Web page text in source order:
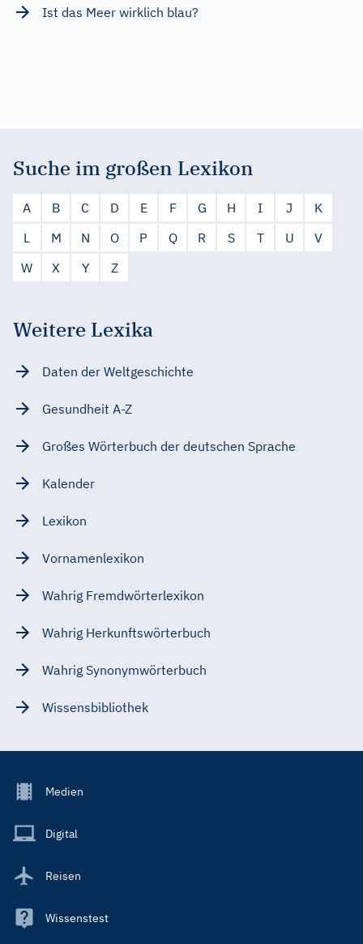
Ist das Meer wirklich blau?
Suche im großen Lexikon
A B C D E F G H I J
K
L
M N O P Q R S T U
V
W
X Y Z
Weitere Lexika
Daten der Weltgeschichte
Gesundheit A-Z
Großes Wörterbuch der deutschen Sprache
Kalender
Lexikon
Vornamenlexikon
Wahrig Fremdwörterlexikon
Wahrig Herkunftswörterbuch
Wahrig Synonymwörterbuch
Wissensbibliothek
Footer
Main
Medien
Digital
Reisen
Wissenstest